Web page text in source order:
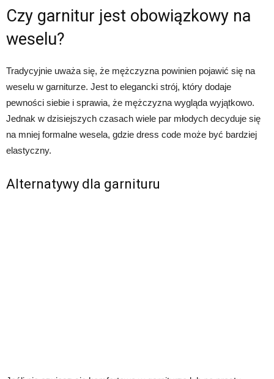
Czy garnitur jest obowiązkowy na
weselu?
Tradycyjnie uważa się, że mężczyzna powinien pojawić się na
weselu w garniturze. Jest to elegancki strój, który dodaje
pewności siebie i sprawia, że mężczyzna wygląda wyjątkowo.
Jednak w dzisiejszych czasach wiele par młodych decyduje się
na mniej formalne wesela, gdzie dress code może być bardziej
elastyczny.
Alternatywy dla garnituru